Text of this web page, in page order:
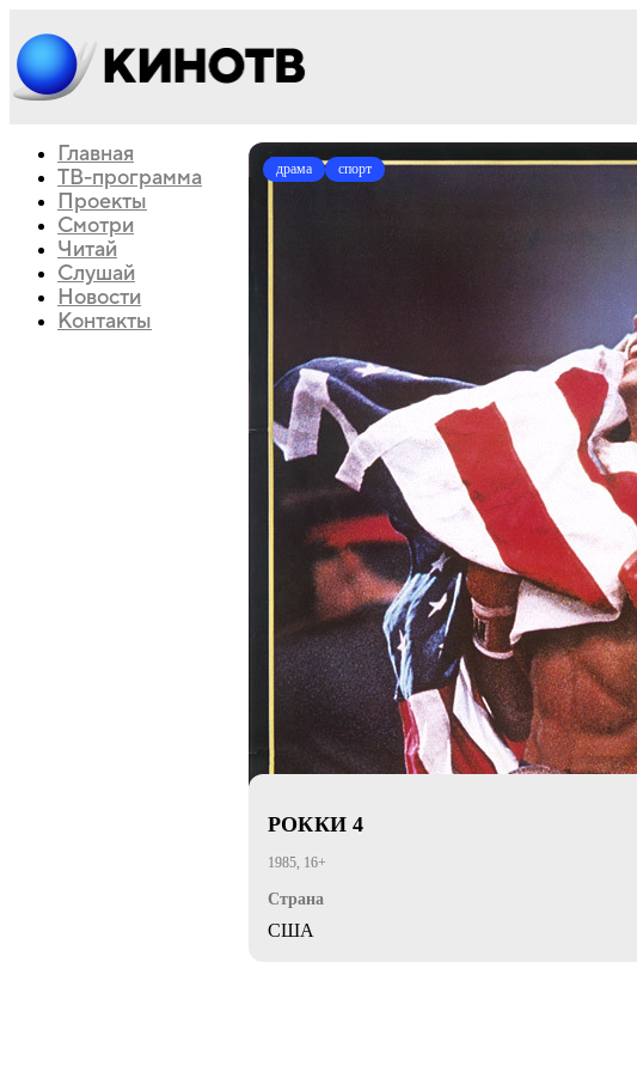
Главная
ТВ-программа
Проекты
Смотри
Читай
Слушай
Новости
Контакты
драма спорт
РОККИ 4
1985, 16+
Страна
США